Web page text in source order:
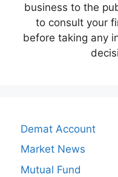
business to the
to consult your
before taking any
Demat Account
Market News
Mutual Fund